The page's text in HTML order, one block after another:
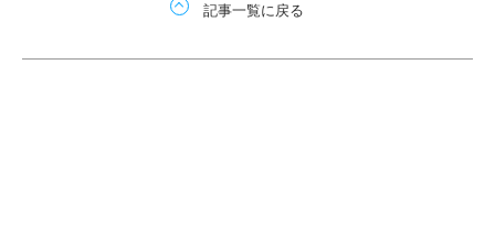
記事一覧に戻る